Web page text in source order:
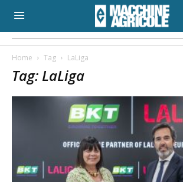
Home Tag LaLiga
Tag: LaLiga